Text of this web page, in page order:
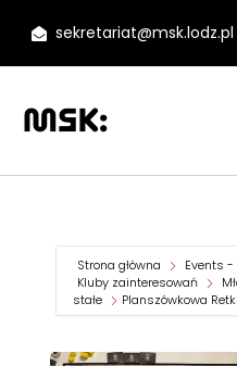
sekretariat@msk.lodz.pl
Strona główna Events -
Kluby zainteresowań
stałe
Planszówkowa